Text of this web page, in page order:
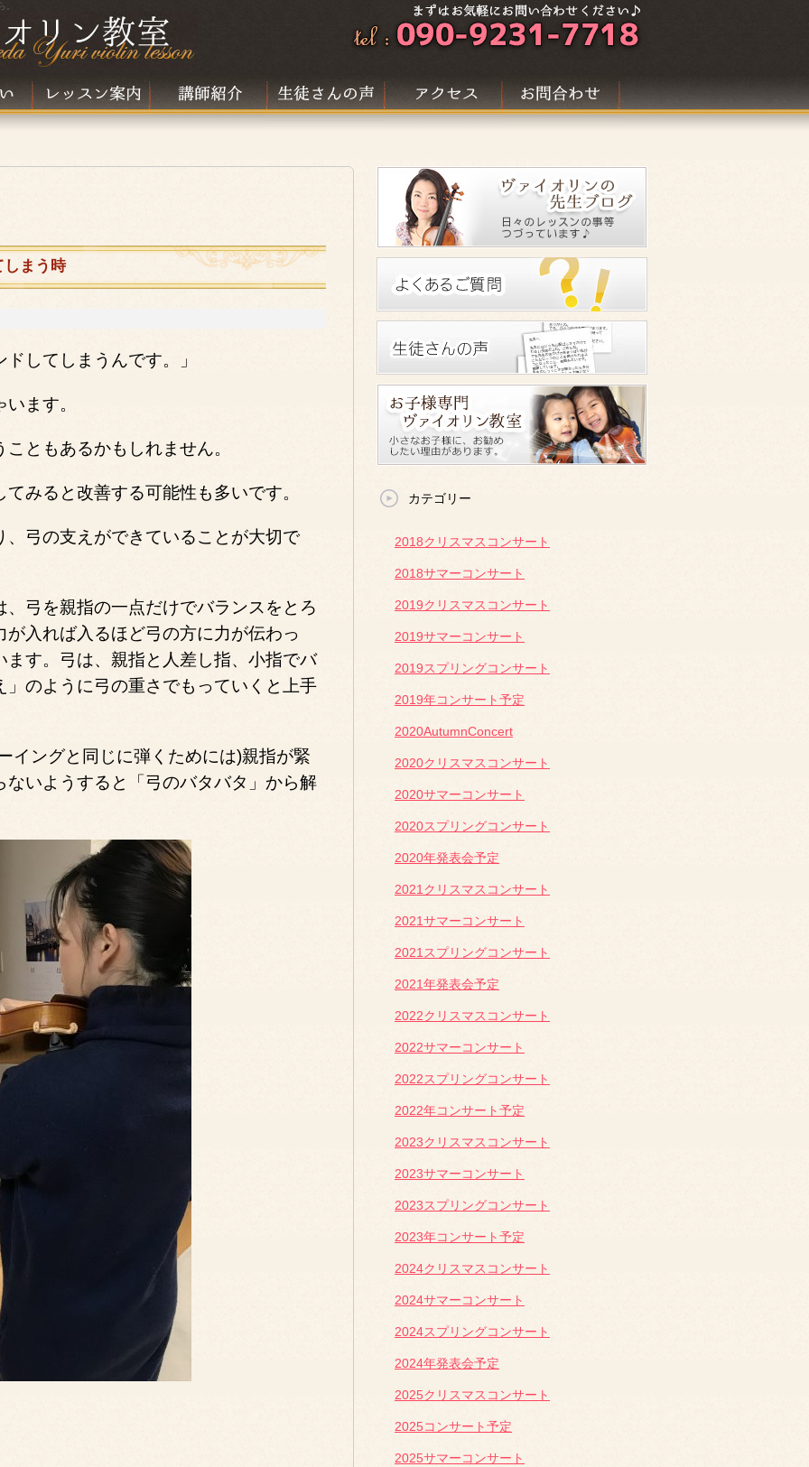
。
しまう時
してしまうんです。」
ます。
ともあるかもしれません。
みると改善する可能性も多いです。
弓の支えができていることが大切で
弓を親指の一点だけでバランスをとろ
入れば入るほど弓の方に力が伝わっ
す。弓は、親指と人差し指、小指でバ
のように弓の重さでもっていくと上手
イングと同じに弾くためには)親指が緊
いようすると「弓のバタバタ」から解
カテゴリー
2018クリスマスコンサート
2018サマーコンサート
2019クリスマスコンサート
2019サマーコンサート
2019スプリングコンサート
2019年コンサート予定
2020AutumnConcert
2020クリスマスコンサート
2020サマーコンサート
2020スプリングコンサート
2020年発表会予定
2021クリスマスコンサート
2021サマーコンサート
2021スプリングコンサート
2021年発表会予定
2022クリスマスコンサート
2022サマーコンサート
2022スプリングコンサート
2022年コンサート予定
2023クリスマスコンサート
2023サマーコンサート
2023スプリングコンサート
2023年コンサート予定
2024クリスマスコンサート
2024サマーコンサート
2024スプリングコンサート
2024年発表会予定
2025クリスマスコンサート
2025コンサート予定
2025サマーコンサート